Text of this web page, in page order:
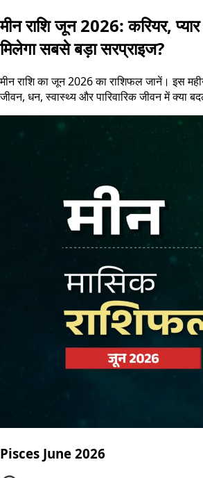
मीन राशि जून 2026: करियर,
मिलेगा सबसे बड़ा सरप्राइज?
मीन राशि का जून 2026 का राशिफल जानें। इस
जीवन, धन, स्वास्थ्य और पारिवारिक जीवन में क्या
Pisces June 2026